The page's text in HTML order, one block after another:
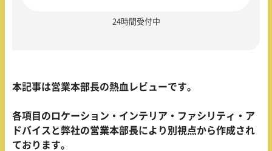
24時間受付中
本記事は営業本部長の熱血レビューです。
各項目のロケーション・インテリア・ファシリティ・ア
ドバイスと弊社の営業本部長により別視点から作成され
ております。